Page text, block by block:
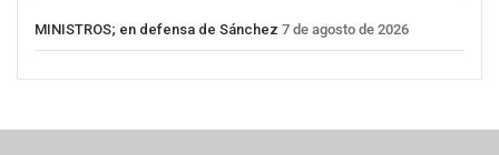
MINISTROS; en defensa de Sánchez 7 de agosto de 2026